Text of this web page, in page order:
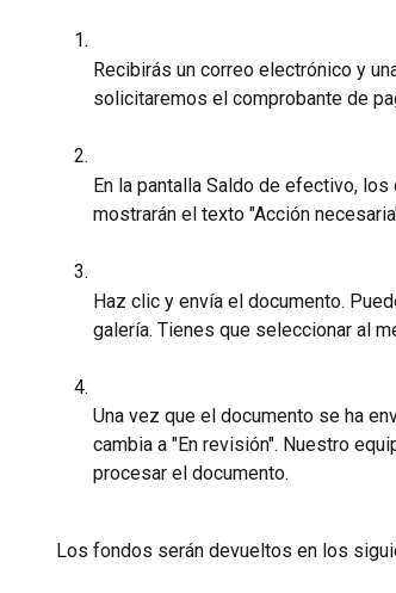
Recibirás un correo electrónico y
solicitaremos el comprobante de
En la pantalla Saldo de efectivo,
mostrarán el texto "Acción
Haz clic y envía el documento.
galería. Tienes que seleccionar al
Una vez que el documento se ha
cambia a "En revisión". Nuestro
procesar el documento.
Los fondos serán devueltos en los